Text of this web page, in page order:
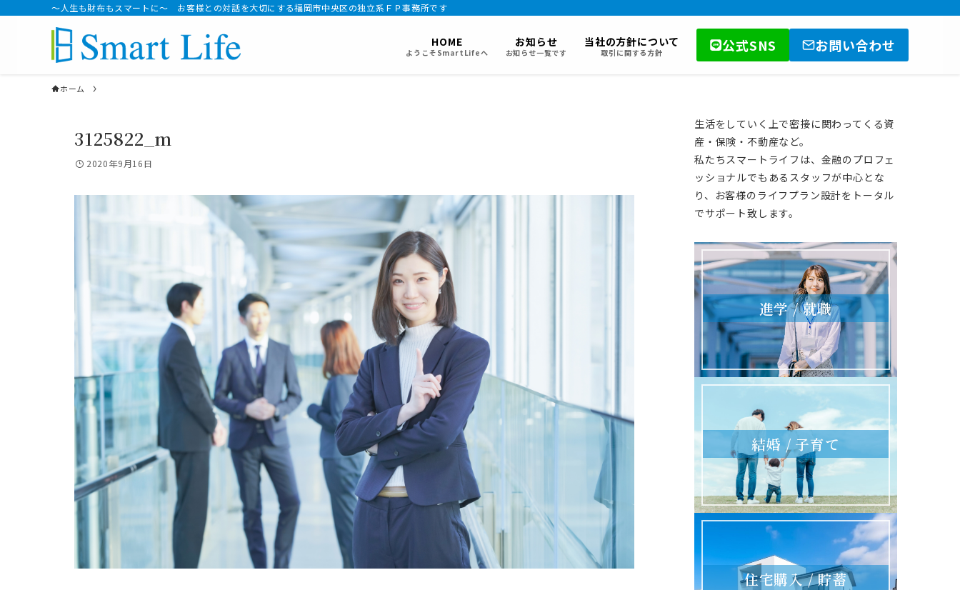
～人生も財布もスマートに～ お客様との対話を大切にする福岡市中央区の独立系ＦＰ事務所です
HOME
ようこそSmartLifeへ
お知らせ
お知らせ一覧です
当社の方針について
取引に関する方針 公式SNS お問い合わせ
ホーム
3125822_m
2020年9月16日
生活をしていく上で密接に関わってくる資
産・保険・不動産など。
私たちスマートライフは、金融のプロフェ
ッショナルでもあるスタッフが中心とな
り、お客様のライフプラン設計をトータル
でサポート致します。
進学 / 就職
結婚 / 子育て
住宅購入 / 貯蓄